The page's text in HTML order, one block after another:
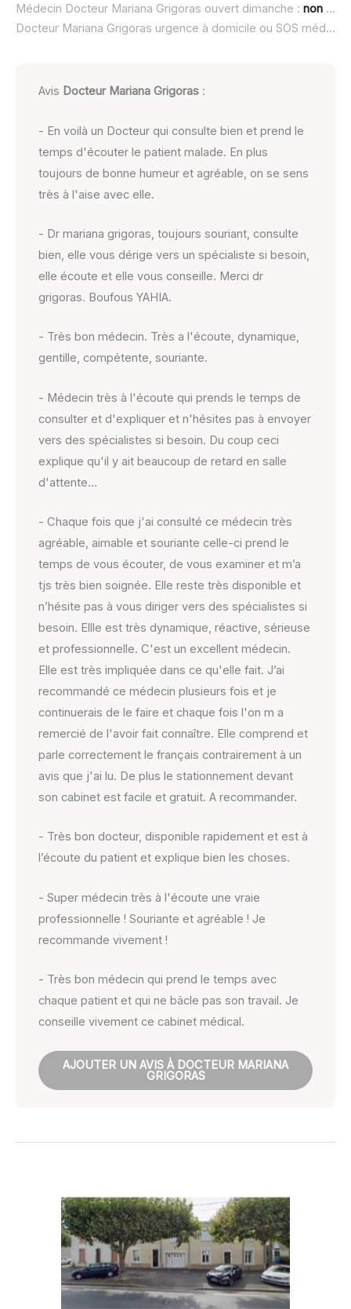
Médecin Docteur Mariana Grigoras ouvert dimanche : non renseigné
Docteur Mariana Grigoras urgence à domicile ou SOS médecin :
Avis Docteur Mariana Grigoras :
- En voilà un Docteur qui consulte bien et prend le
temps d'écouter le patient malade. En plus
toujours de bonne humeur et agréable, on se sens
très à l'aise avec elle.
- Dr mariana grigoras, toujours souriant, consulte
bien, elle vous dérige vers un spécialiste si besoin,
elle écoute et elle vous conseille. Merci dr
grigoras. Boufous YAHIA.
- Très bon médecin. Très a l'écoute, dynamique,
gentille, compétente, souriante.
- Médecin très à l'écoute qui prends le temps de
consulter et d'expliquer et n'hésites pas à envoyer
vers des spécialistes si besoin. Du coup ceci
explique qu'il y ait beaucoup de retard en salle
d'attente…
- Chaque fois que j'ai consulté ce médecin très
agréable, aimable et souriante celle-ci prend le
temps de vous écouter, de vous examiner et m’a
tjs très bien soignée. Elle reste très disponible et
n’hésite pas à vous diriger vers des spécialistes si
besoin. Ellle est très dynamique, réactive, sérieuse
et professionnelle. C'est un excellent médecin.
Elle est très impliquée dans ce qu'elle fait. J’ai
recommandé ce médecin plusieurs fois et je
continuerais de le faire et chaque fois l'on m a
remercié de l'avoir fait connaître. Elle comprend et
parle correctement le français contrairement à un
avis que j'ai lu. De plus le stationnement devant
son cabinet est facile et gratuit. A recommander.
- Très bon docteur, disponible rapidement et est à
l’écoute du patient et explique bien les choses.
- Super médecin très à l'écoute une vraie
professionnelle ! Souriante et agréable ! Je
recommande vivement !
- Très bon médecin qui prend le temps avec
chaque patient et qui ne bâcle pas son travail. Je
conseille vivement ce cabinet médical.
AJOUTER UN AVIS À DOCTEUR MARIANA
GRIGORAS